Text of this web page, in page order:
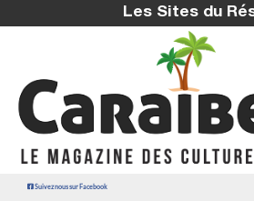
Les Sites du
Suivez nous sur Facebook